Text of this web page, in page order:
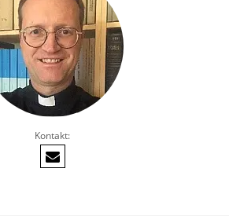
Kontakt: